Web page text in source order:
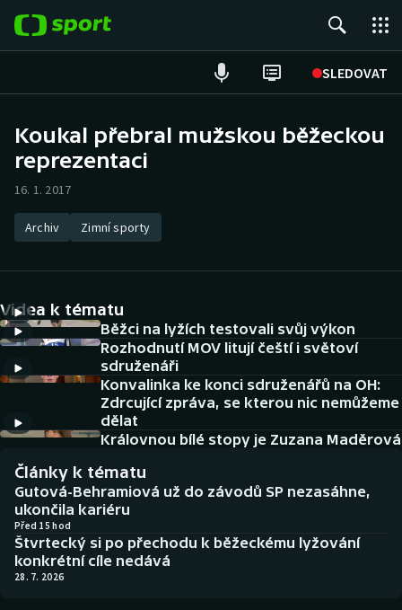
SLEDOVAT
Hokej
Atletika
DALŠÍ SPORTY
Americký fotbal
Baseball a softbal
Biatlon
Boby a skeleton
NEPŘEHLÉDNĚTE
Aplikace ČT sport
AZ kvíz
Koukal přebral mužskou běžeckou
reprezentaci
16. 1. 2017
Archiv Zimní sporty
Videa k tématu
Běžci na lyžích testovali svůj výkon
Rozhodnutí MOV litují čeští i světoví
sdruženáři
Konvalinka ke konci sdruženářů na OH:
Zdrcující zpráva, se kterou nic nemůžeme
dělat
Královnou bílé stopy je Zuzana Maděrová
Články k tématu
Gutová-Behramiová už do závodů SP nezasáhne,
ukončila kariéru
Před 15 hod
Štvrtecký si po přechodu k běžeckému lyžování
konkrétní cíle nedává
28. 7. 2026